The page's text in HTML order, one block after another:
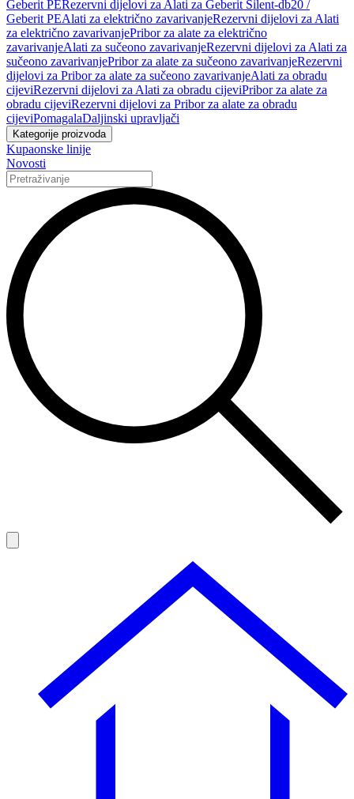
Geberit PERezervni dijelovi za Alati za Geberit Silent-db20 /
Geberit PEAlati za električno zavarivanjeRezervni dijelovi za Alati
za električno zavarivanjePribor za alate za električno
zavarivanjeAlati za sučeono zavarivanjeRezervni dijelovi za Alati za
sučeono zavarivanjePribor za alate za sučeono zavarivanjeRezervni
dijelovi za Pribor za alate za sučeono zavarivanjeAlati za obradu
cijeviRezervni dijelovi za Alati za obradu cijeviPribor za alate za
obradu cijeviRezervni dijelovi za Pribor za alate za obradu
cijeviPomagalaDaljinski upravljači
Kategorije proizvoda
Kupaonske linije
Novosti